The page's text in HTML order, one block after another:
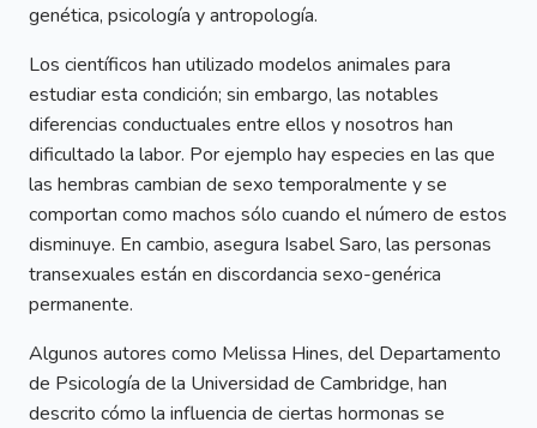
genética, psicología y antropología.
Los científicos han utilizado modelos animales para
estudiar esta condición; sin embargo, las notables
diferencias conductuales entre ellos y nosotros han
dificultado la labor. Por ejemplo hay especies en las que
las hembras cambian de sexo temporalmente y se
comportan como machos sólo cuando el número de estos
disminuye. En cambio, asegura Isabel Saro, las personas
transexuales están en discordancia sexo-genérica
permanente.
Algunos autores como Melissa Hines, del Departamento
de Psicología de la Universidad de Cambridge, han
descrito cómo la influencia de ciertas hormonas se